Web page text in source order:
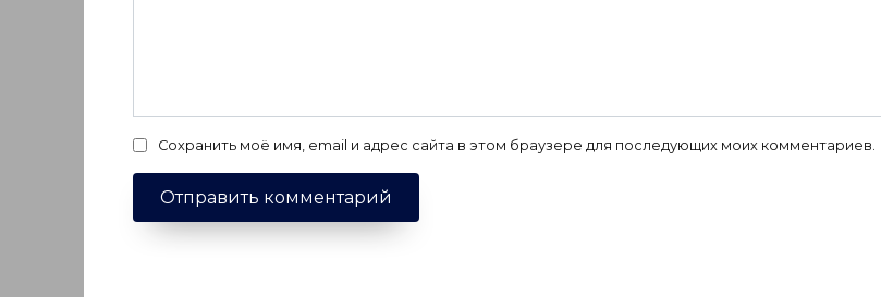
Сохранить моё имя, email и адрес сайта в этом браузере для последующих моих комментариев.